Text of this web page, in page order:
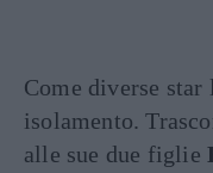
Come diverse
isolamento.
alle sue due figlie